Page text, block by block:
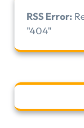
RSS Error:
"404"